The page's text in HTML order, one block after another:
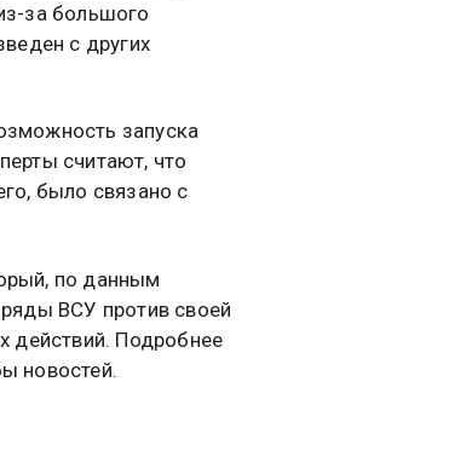
за большого
с других
запуска
считают, что
было связано с
по данным
ВСУ против своей
действий. Подробнее
новостей.